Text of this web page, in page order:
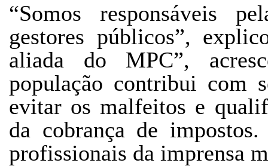
“Somos responsáveis
gestores públicos”,
aliada do MPC”,
população contribui com
evitar os malfeitos e
da cobrança de
profissionais da imprensa